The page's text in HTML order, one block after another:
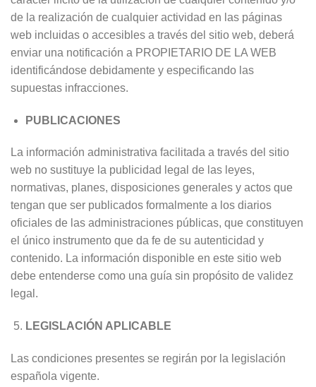
de la realización de cualquier actividad en las páginas
web incluidas o accesibles a través del sitio web, deberá
enviar una notificación a PROPIETARIO DE LA WEB
identificándose debidamente y especificando las
supuestas infracciones.
PUBLICACIONES
La información administrativa facilitada a través del sitio
web no sustituye la publicidad legal de las leyes,
normativas, planes, disposiciones generales y actos que
tengan que ser publicados formalmente a los diarios
oficiales de las administraciones públicas, que constituyen
el único instrumento que da fe de su autenticidad y
contenido. La información disponible en este sitio web
debe entenderse como una guía sin propósito de validez
legal.
LEGISLACIÓN APLICABLE
Las condiciones presentes se regirán por la legislación
española vigente.